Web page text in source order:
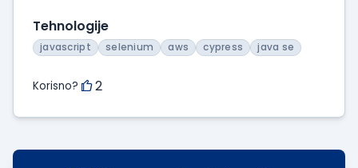
Tehnologije
javascript selenium aws cypress java se
Korisno? 2